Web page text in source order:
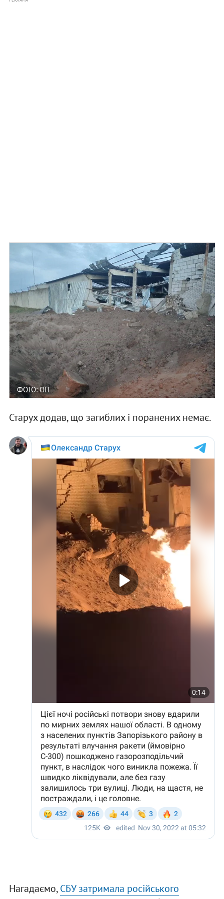
ФОТО: ОП
Старух додав, що загиблих і поранених немає.
Нагадаємо,СБУ затримала російського